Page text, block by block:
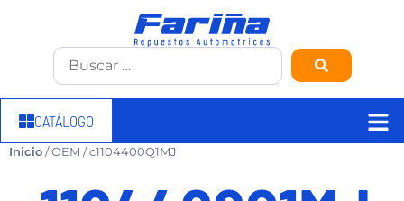
CATÁLOGO
Inicio/ OEM / c1104400Q1MJ